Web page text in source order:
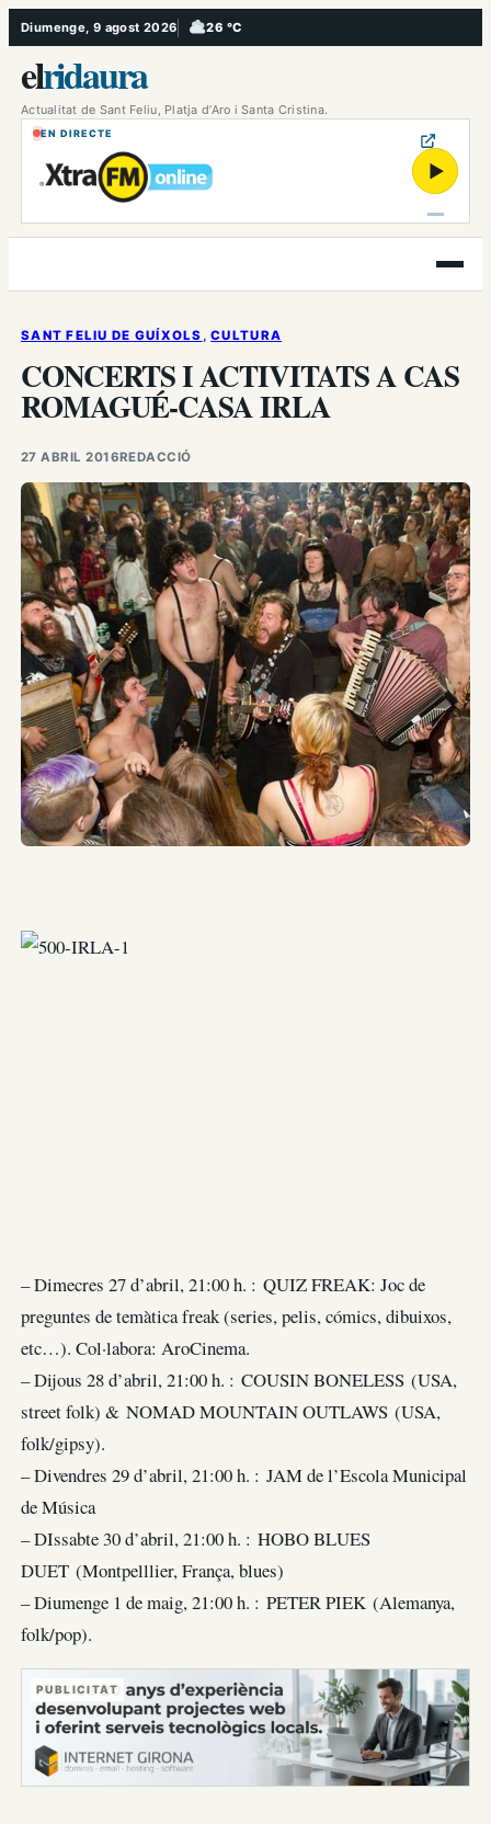
Vés
al
contingut
Diumenge, 9 agost 2026 26 °C
, Ennuvolat
elridaura
Actualitat de Sant Feliu, Platja d’Aro i Santa Cristina.
EN DIRECTE
▶
Obre
el
SANT FELIU DE GUÍXOLS , CULTURA
CONCERTS I ACTIVITATS A CAS
ROMAGUÉ-CASA IRLA
27 ABRIL 2016REDACCIÓ
– Dimecres 27 d’abril, 21:00 h. : QUIZ FREAK: Joc de
preguntes de temàtica freak (series, pelis, cómics, dibuixos,
etc…). Col·labora: AroCinema.
– Dijous 28 d’abril, 21:00 h. : COUSIN BONELESS (USA,
street folk) & NOMAD MOUNTAIN OUTLAWS (USA,
folk/gipsy).
– Divendres 29 d’abril, 21:00 h. : JAM de l’Escola Municipal
de Música
– DIssabte 30 d’abril, 21:00 h. : HOBO BLUES
DUET (Montpelllier, França, blues)
– Diumenge 1 de maig, 21:00 h. : PETER PIEK (Alemanya,
folk/pop).
PUBLICITAT